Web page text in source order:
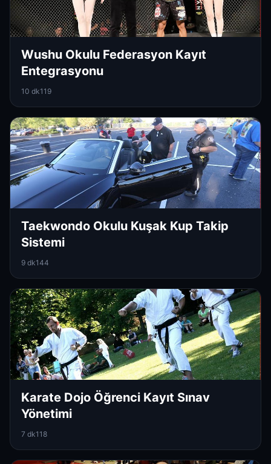
Wushu Okulu Federasyon Kayıt
Entegrasyonu
10 dk119
Taekwondo Okulu Kuşak Kup Takip
Sistemi
9 dk144
Karate Dojo Öğrenci Kayıt Sınav
Yönetimi
7 dk118